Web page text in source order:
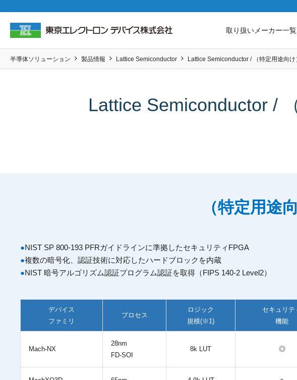
取り扱いメーカー一覧
半導体ソリューション 製品情報 Lattice Semiconductor Lattice Semiconductor / （特定用途向
Lattice Semiconductor /
（特定用途
●NIST SP 800-193 PFRガイドラインに準拠したセキュリティFPGA
●複数の暗号化、認証技術に対応したハードブロックを内蔵
●NIST 暗号アルゴリズム認証プログラム認証を取得（FIPS 140-2 Level2）
デバイス
ファミリ
プロセス
ロジック
規模(※1)
セキュリテ
機能
Mach-NX
28nm
FD-SOI
8k LUT ◎